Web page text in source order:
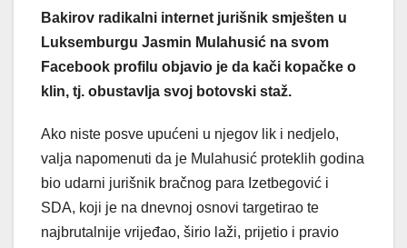
Bakirov radikalni internet jurišnik smješten u
Luksemburgu Jasmin Mulahusić na svom
Facebook profilu objavio je da kači kopačke o
klin, tj. obustavlja svoj botovski staž.
Ako niste posve upućeni u njegov lik i nedjelo,
valja napomenuti da je Mulahusić proteklih godina
bio udarni jurišnik bračnog para Izetbegović i
SDA, koji je na dnevnoj osnovi targetirao te
najbrutalnije vrijeđao, širio laži, prijetio i pravio